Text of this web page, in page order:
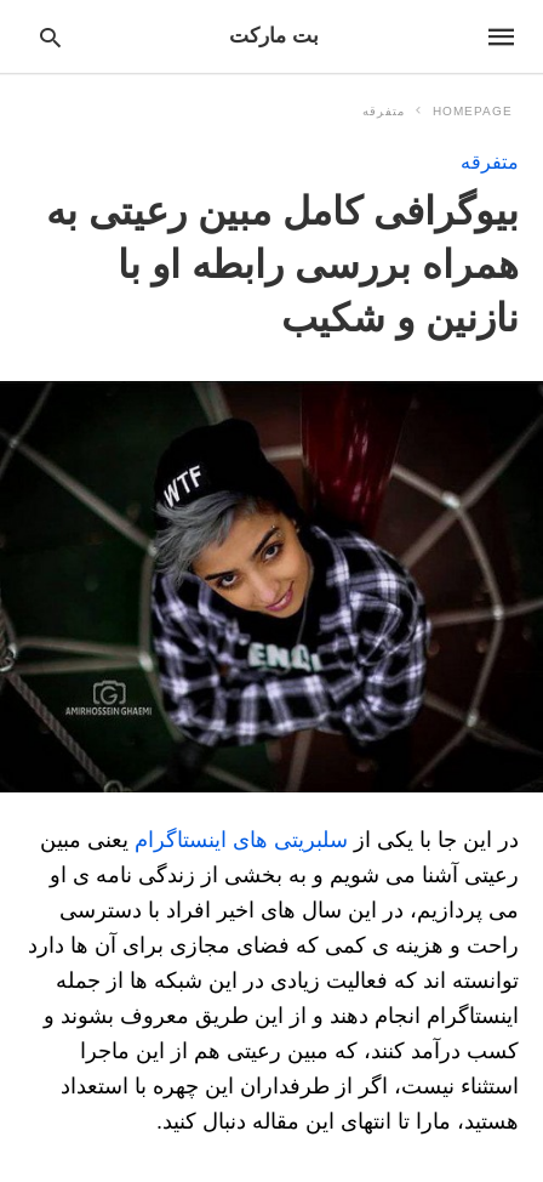
بت مارکت
HOMEPAGE متفرقه
متفرقه
بیوگرافی کامل مبین رعیتی به
همراه بررسی رابطه او با
نازنین و شکیب
در این جا با یکی از سلبریتی های اینستاگرام یعنی مبین
رعیتی آشنا می شویم و به بخشی از زندگی نامه ی او
می پردازیم، در این سال های اخیر افراد با دسترسی
راحت و هزینه ی کمی که فضای مجازی برای آن ها دارد
توانسته اند که فعالیت زیادی در این شبکه ها از جمله
اینستاگرام انجام دهند و از این طریق معروف بشوند و
کسب درآمد کنند، که مبین رعیتی هم از این ماجرا
استثناء نیست، اگر از طرفداران این چهره با استعداد
هستید، مارا تا انتهای این مقاله دنبال کنید.